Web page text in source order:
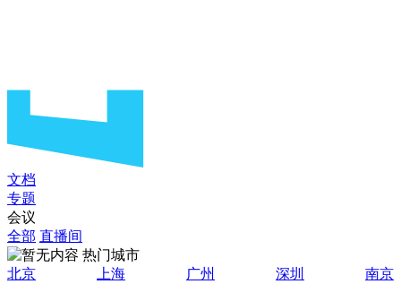
文档
专题
会议
全部 直播间
热门城市
北京
上海 广州 深圳
南京